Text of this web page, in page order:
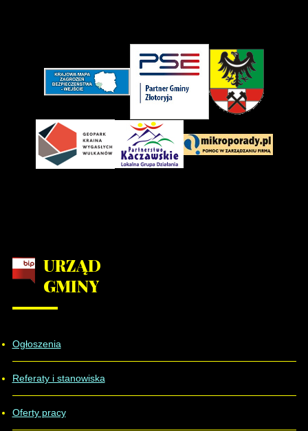
URZĄD
GMINY
Ogłoszenia
Referaty i stanowiska
Oferty pracy